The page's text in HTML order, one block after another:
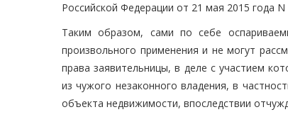
Российской Федерации от 21 мая 2015 года
Таким образом, сами по себе
произвольного применения и не могут
права заявительницы, в деле с участием
из чужого незаконного владения, в
объекта недвижимости, впоследствии